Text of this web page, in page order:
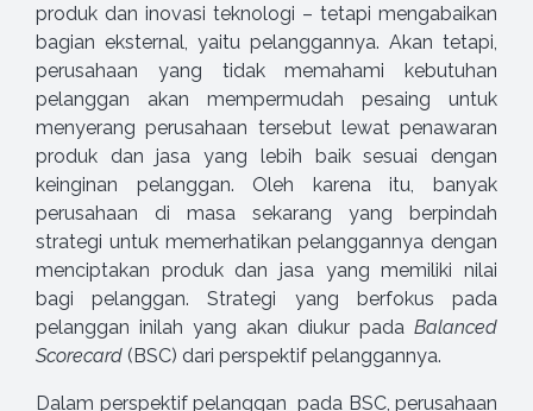
produk dan inovasi teknologi – tetapi mengabaikan
bagian eksternal, yaitu pelanggannya. Akan tetapi,
perusahaan yang tidak memahami kebutuhan
pelanggan akan mempermudah pesaing untuk
menyerang perusahaan tersebut lewat penawaran
produk dan jasa yang lebih baik sesuai dengan
keinginan pelanggan. Oleh karena itu, banyak
perusahaan di masa sekarang yang berpindah
strategi untuk memerhatikan pelanggannya dengan
menciptakan produk dan jasa yang memiliki nilai
bagi pelanggan. Strategi yang berfokus pada
pelanggan inilah yang akan diukur pada Balanced
Scorecard (BSC) dari perspektif pelanggannya.
Dalam perspektif pelanggan pada BSC, perusahaan